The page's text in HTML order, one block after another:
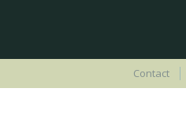
Contact